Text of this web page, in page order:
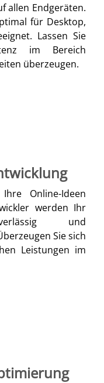
allen Endgeräten.
für Desktop,
Lassen Sie
im Bereich
überzeugen.
Online-Ideen
werden Ihr
und
Sie sich
Leistungen im